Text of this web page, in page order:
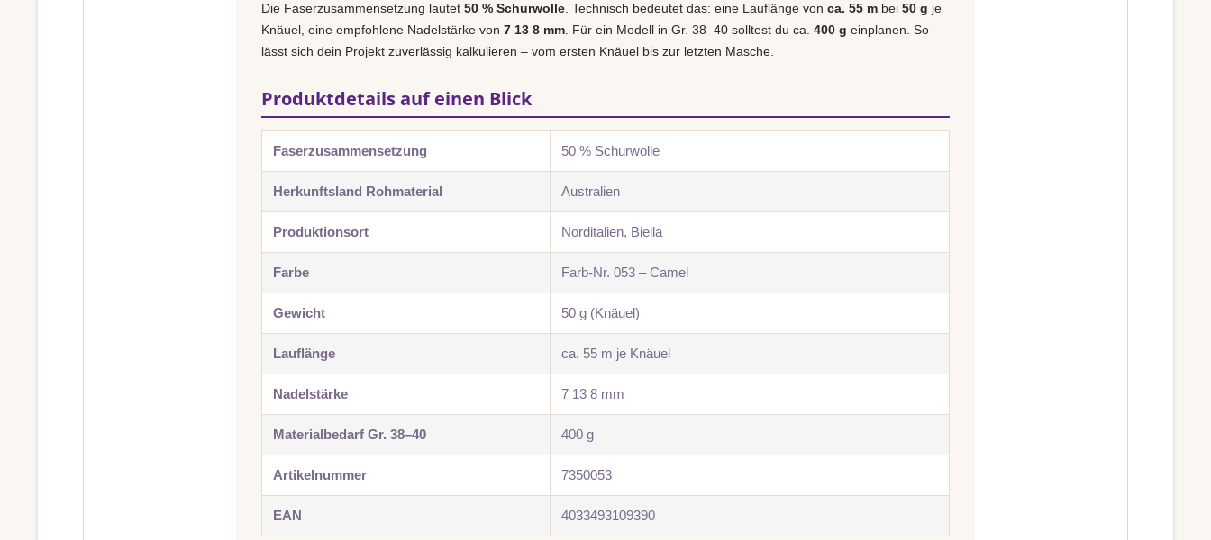
Die Faserzusammensetzung lautet 50 % Schurwolle . Technisch bedeutet das: eine Lauflänge von ca. 55 m bei 50 g je
Knäuel, eine empfohlene Nadelstärke von 7 13 8 mm . Für ein Modell in Gr. 38–40 solltest du ca. 400 g einplanen. So
lässt sich dein Projekt zuverlässig kalkulieren – vom ersten Knäuel bis zur letzten Masche.
Produktdetails auf einen Blick
Faserzusammensetzung 50 % Schurwolle
Herkunftsland Rohmaterial Australien
Produktionsort Norditalien, Biella
Farbe Farb-Nr. 053 – Camel
Gewicht 50 g (Knäuel)
Lauflänge ca. 55 m je Knäuel
Nadelstärke 7 13 8 mm
Materialbedarf Gr. 38–40 400 g
Artikelnummer 7350053
EAN 4033493109390